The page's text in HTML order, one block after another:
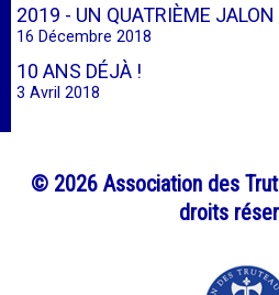
2019 - UN QUATRIÈME
16 Décembre 2018
10 ANS DÉJÀ !
3 Avril 2018
© 2026 Association des
droits